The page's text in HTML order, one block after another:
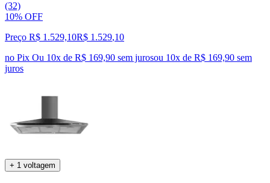
(32)
10% OFF
Preço R$ 1.529,10R$ 1.529,10
no Pix Ou 10x de R$ 169,90 sem jurosou 10x de R$ 169,90 sem
juros
+ 1 voltagem